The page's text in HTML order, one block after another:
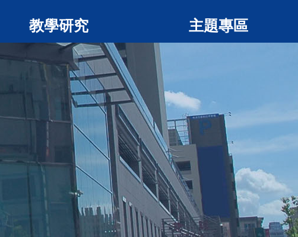
教學研究 主題專區